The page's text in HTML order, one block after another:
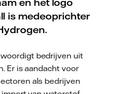
is medeoprichter
bedrijven uit
Er is aandacht voor
als bedrijven